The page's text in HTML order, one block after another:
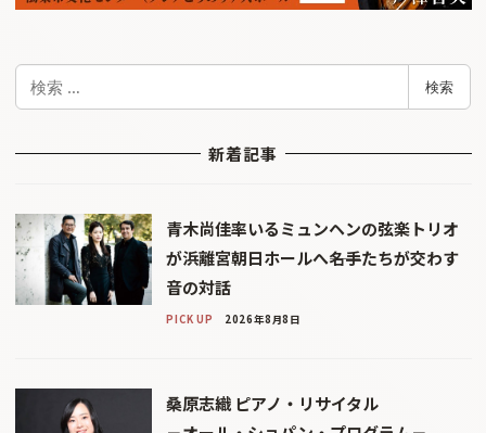
検
索
検索
新着記事
青木尚佳率いるミュンヘンの弦楽トリオ
が浜離宮朝日ホールへ――名手たちが交わす
音の対話
PICK UP 2026年8月8日
桑原志織 ピアノ・リサイタル